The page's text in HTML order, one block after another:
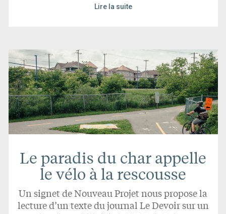
Lire la suite
Le paradis du char appelle
le vélo à la rescousse
Un signet de Nouveau Projet nous propose la
lecture d’un texte du journal Le Devoir sur un